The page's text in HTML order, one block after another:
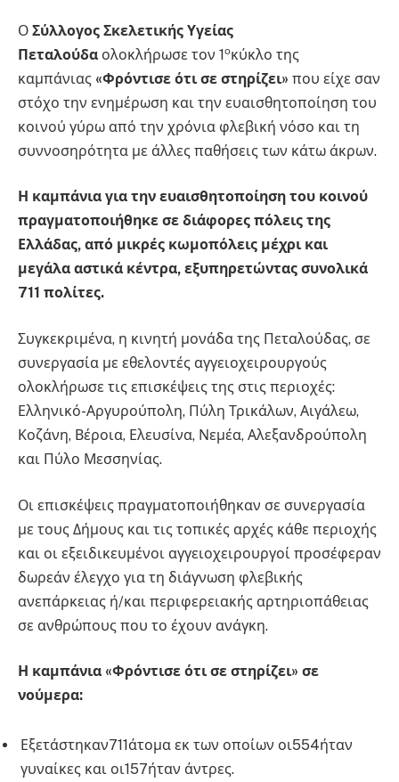
Ο Σύλλογος Σκελετικής Υγείας
Πεταλούδα ολοκλήρωσε τον 1οκύκλο της
καμπάνιας «Φρόντισε ότι σε στηρίζει» που είχε σαν
στόχο την ενημέρωση και την ευαισθητοποίηση του
κοινού γύρω από την χρόνια φλεβική νόσο και τη
συννοσηρότητα με άλλες παθήσεις των κάτω άκρων.
Η καμπάνια για την ευαισθητοποίηση του κοινού
πραγματοποιήθηκε σε διάφορες πόλεις της
Ελλάδας, από μικρές κωμοπόλεις μέχρι και
μεγάλα αστικά κέντρα, εξυπηρετώντας συνολικά
711 πολίτες.
Συγκεκριμένα, η κινητή μονάδα της Πεταλούδας, σε
συνεργασία με εθελοντές αγγειοχειρουργούς
ολοκλήρωσε τις επισκέψεις της στις περιοχές:
Ελληνικό-Αργυρούπολη, Πύλη Τρικάλων, Αιγάλεω,
Κοζάνη, Βέροια, Ελευσίνα, Νεμέα, Αλεξανδρούπολη
και Πύλο Μεσσηνίας.
Οι επισκέψεις πραγματοποιήθηκαν σε συνεργασία
με τους Δήμους και τις τοπικές αρχές κάθε περιοχής
και οι εξειδικευμένοι αγγειοχειρουργοί προσέφεραν
δωρεάν έλεγχο για τη διάγνωση φλεβικής
ανεπάρκειας ή/και περιφερειακής αρτηριοπάθειας
σε ανθρώπους που το έχουν ανάγκη.
Η καμπάνια «Φρόντισε ότι σε στηρίζει» σε
νούμερα:
Εξετάστηκαν711άτομα εκ των οποίων οι554ήταν
γυναίκες και οι157ήταν άντρες.